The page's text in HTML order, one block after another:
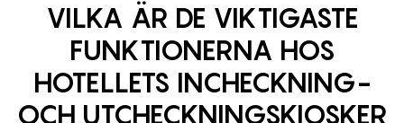
VILKA ÄR DE VIKTIGASTE
FUNKTIONERNA HOS
HOTELLETS INCHECKNING-
OCH UTCHECKNINGSKIOSKER